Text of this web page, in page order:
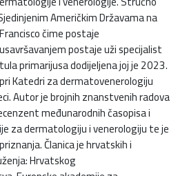
Američkim Državama na
čime postaje
postaje uži specijalist
primarijusa dodijeljena joj je 2023.
Katedri za dermatovenerologiju
Autor je brojnih znanstvenih radova
međunarodnih časopisa i
za dermatologiju i venerologiju te je
Članica je hrvatskih i
Hrvatskog